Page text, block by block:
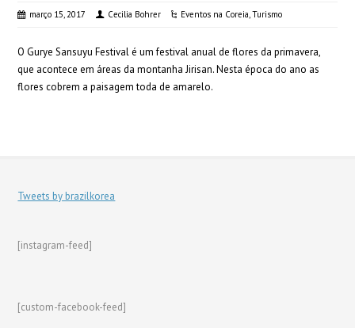
março 15, 2017 Cecilia Bohrer Eventos na Coreia,Turismo
O Gurye Sansuyu Festival é um festival anual de flores da primavera,
que acontece em áreas da montanha Jirisan. Nesta época do ano as
flores cobrem a paisagem toda de amarelo.
Tweets by brazilkorea
[instagram-feed]
[custom-facebook-feed]